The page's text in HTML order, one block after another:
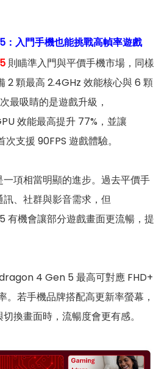
入門手機也能挑戰高幀率遊戲
則瞄準入門與平價手機市場，同樣
2 顆最高 2.4GHz 效能核心與 6 顆
最吸睛的是遊戲升級，
效能最高提升 77%，並讓
支援 90FPS 遊戲體驗。
項相當明顯的進步。過去平價手
、社群與影音需求，但
機會讓部分遊戲畫面更流暢，提
4 Gen 5 最高可對應 FHD+
。若手機品牌搭配高更新率螢幕，
換畫面時，流暢度會更有感。